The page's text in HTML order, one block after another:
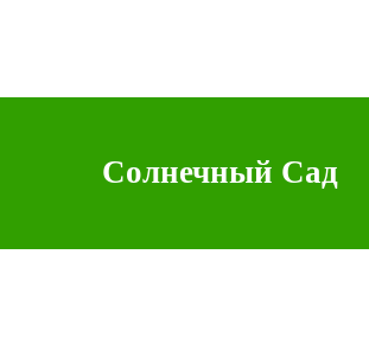
Солнечный Сад